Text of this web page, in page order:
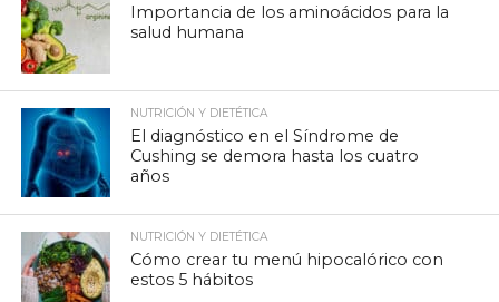
Importancia de los aminoácidos para la
salud humana
NUTRICIÓN Y DIETÉTICA
El diagnóstico en el Síndrome de
Cushing se demora hasta los cuatro
años
NUTRICIÓN Y DIETÉTICA
Cómo crear tu menú hipocalórico con
estos 5 hábitos